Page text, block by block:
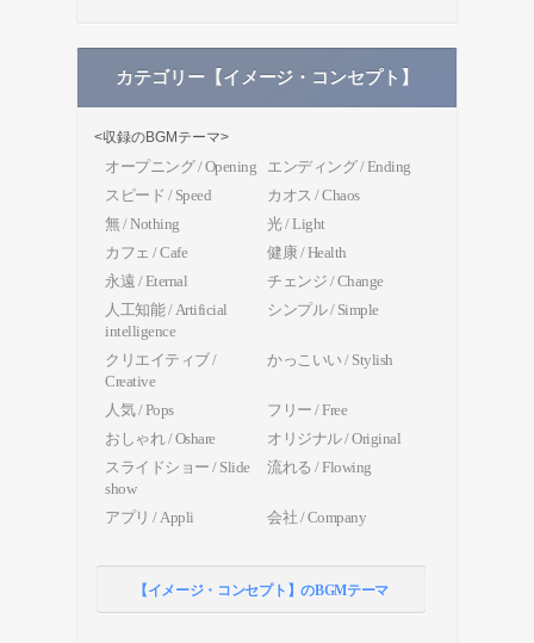
カテゴリー【イメージ・コンセプト】
<収録のBGMテーマ>
オープニング / Opening
エンディング / Ending
スピード / Speed
カオス / Chaos
無 / Nothing
光 / Light
カフェ / Cafe
健康 / Health
永遠 / Eternal
チェンジ / Change
人工知能 / Artificial
intelligence
シンプル / Simple
クリエイティブ /
Creative
かっこいい / Stylish
人気 / Pops
フリー / Free
おしゃれ / Oshare
オリジナル / Original
スライドショー / Slide
show
流れる / Flowing
アプリ / Appli 会社 / Company
【イメージ・コンセプト】のBGMテーマ